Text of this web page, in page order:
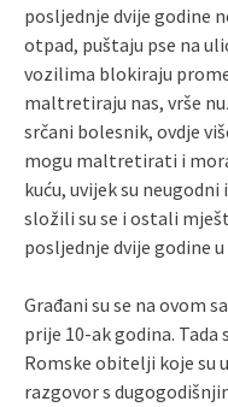
posljednje dvije godine
otpad, puštaju pse na
vozilima blokiraju
maltretiraju nas, vrše
srčani bolesnik, ovdje
mogu maltretirati i
kuću, uvijek su
složili su se i ostali
posljednje dvije godine
Građani su se na ovom
prije 10-ak godina. Tada
Romske obitelji koje su
razgovor s